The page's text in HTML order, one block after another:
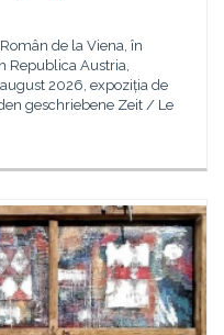
de la Viena, în
Republica Austria,
2026, expoziția de
geschriebene Zeit / Le